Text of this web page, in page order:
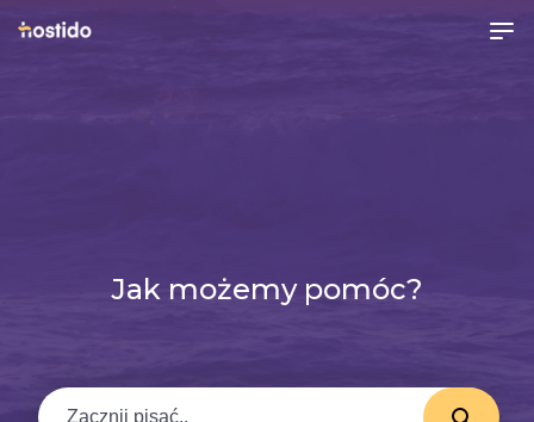
Jak możemy pomóc?